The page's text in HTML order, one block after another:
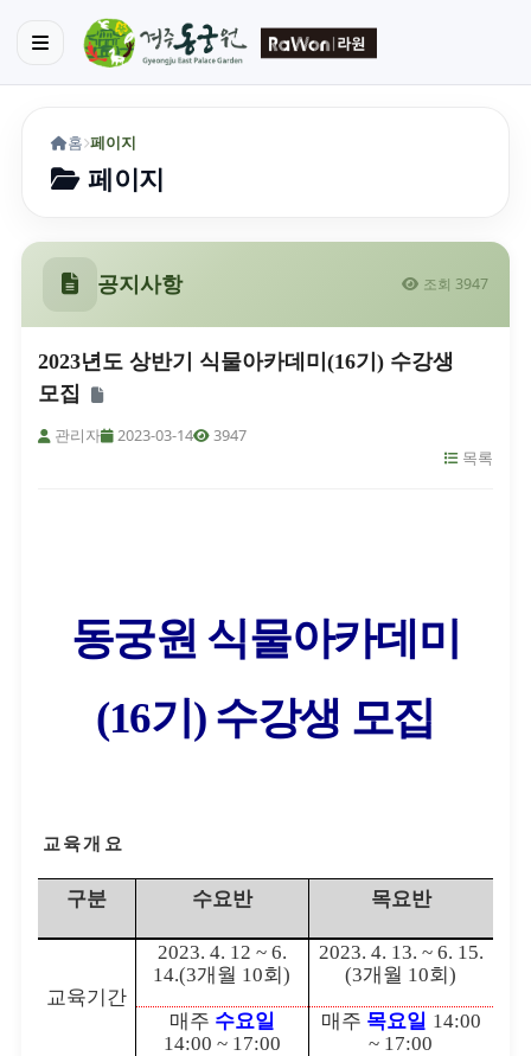
홈 페이지
페이지
공지사항 조회 3947
2023년도 상반기 식물아카데미(16기) 수강생
모집
관리자 2023-03-14
3947
목록
동궁원 식물아카데미
(16기) 수강생 모집
교육개요
구분 수요반 목요반
교육기간
2023. 4. 12 ~ 6.
14.(3개월 10회)
2023. 4. 13. ~ 6. 15.
(3개월 10회)
매주 수요일
14:00 ~ 17:00
매주 목요일 14:00
~ 17:00